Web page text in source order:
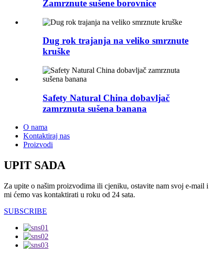
Zamrznute sušene borovnice
Dug rok trajanja na veliko smrznute
kruške
Safety Natural China dobavljač
zamrznuta sušena banana
O nama
Kontaktiraj nas
Proizvodi
UPIT SADA
Za upite o našim proizvodima ili cjeniku, ostavite nam svoj e-mail i
mi ćemo vas kontaktirati u roku od 24 sata.
SUBSCRIBE